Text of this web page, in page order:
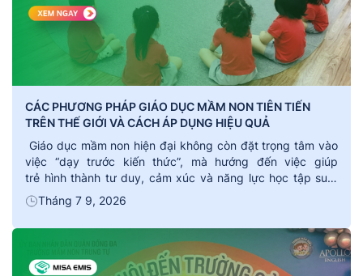
CÁC PHƯƠNG PHÁP GIÁO DỤC MẦM NON TIÊN TIẾN
TRÊN THẾ GIỚI VÀ CÁCH ÁP DỤNG HIỆU QUẢ
Giáo dục mầm non hiện đại không còn đặt trọng tâm vào
việc “dạy trước kiến thức”, mà hướng đến việc giúp
trẻ hình thành tư duy, cảm xúc và năng lực học tập suốt
đời. Nhiều phương pháp giáo dục tiên tiến trên thế giới đã
chứng minh hiệu quả khi đặt trẻ vào trung […]
Tháng 7 9, 2026